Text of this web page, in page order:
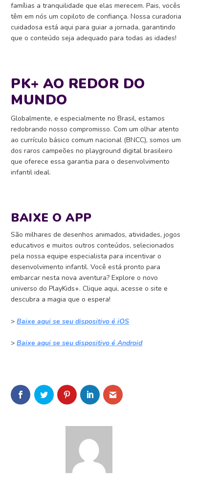
famílias a tranquilidade que elas merecem. Pais, vocês
têm em nós um copiloto de confiança. Nossa curadoria
cuidadosa está aqui para guiar a jornada, garantindo
que o conteúdo seja adequado para todas as idades!
PK+ AO REDOR DO
MUNDO
Globalmente, e especialmente no Brasil, estamos
redobrando nosso compromisso. Com um olhar atento
ao currículo básico comum nacional (BNCC), somos um
dos raros campeões no playground digital brasileiro
que oferece essa garantia para o desenvolvimento
infantil ideal.
BAIXE O APP
São milhares de desenhos animados, atividades, jogos
educativos e muitos outros conteúdos, selecionados
pela nossa equipe especialista para incentivar o
desenvolvimento infantil. Você está pronto para
embarcar nesta nova aventura? Explore o novo
universo do PlayKids+. Clique aqui, acesse o site e
descubra a magia que o espera!
>Baixe aqui se seu dispositivo é iOS
>Baixe aqui se seu dispositivo é Android